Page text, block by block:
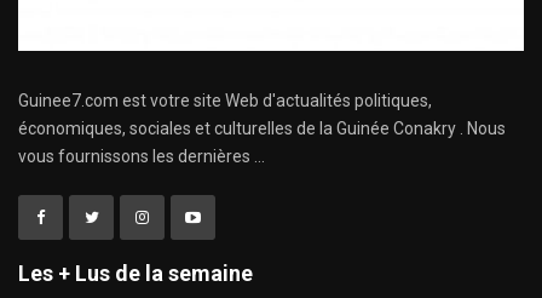
Guinee7.com est votre site Web d'actualités politiques,
économiques, sociales et culturelles de la Guinée Conakry . Nous
vous fournissons les dernières ...
Les + Lus de la semaine